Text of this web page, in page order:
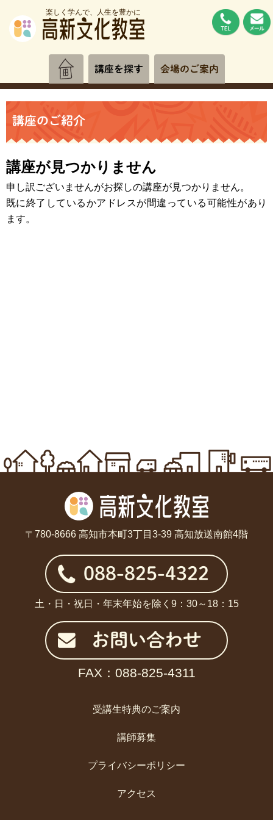
楽しく学んで、人生を豊かに
講座を探す 会場のご案内
講座のご紹介
講座が見つかりません
申し訳ございませんがお探しの講座が見つかりません。
既に終了しているかアドレスが間違っている可能性があり
ます。
〒780-8666 高知市本町3丁目3-39 高知放送南館4階
088-825-4322
土・日・祝日・年末年始を除く9：30～18：15
お問い合わせ
FAX：088-825-4311
受講生特典のご案内
講師募集
プライバシーポリシー
アクセス